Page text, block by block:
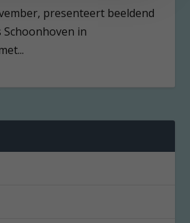
presenteert beeldend
in